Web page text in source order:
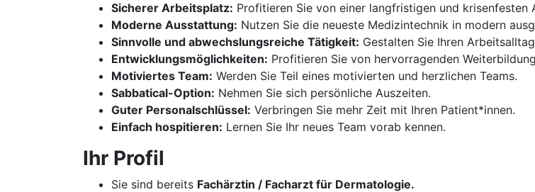
Sicherer Arbeitsplatz: Profitieren Sie von einer langfristigen und krisenfesten
Moderne Ausstattung: Nutzen Sie die neueste Medizintechnik in modern
Sinnvolle und abwechslungsreiche Tätigkeit: Gestalten Sie Ihren
Entwicklungsmöglichkeiten: Profitieren Sie von hervorragenden
Motiviertes Team: Werden Sie Teil eines motivierten und herzlichen Teams.
Sabbatical-Option: Nehmen Sie sich persönliche Auszeiten.
Guter Personalschlüssel: Verbringen Sie mehr Zeit mit Ihren Patient*innen.
Einfach hospitieren: Lernen Sie Ihr neues Team vorab kennen.
Ihr Profil
Sie sind bereits Fachärztin / Facharzt für Dermatologie.